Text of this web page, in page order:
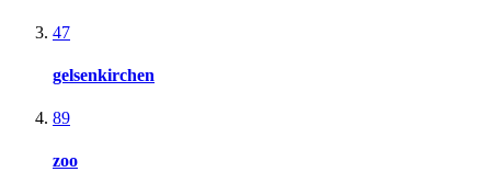
47
gelsenkirchen
89
zoo